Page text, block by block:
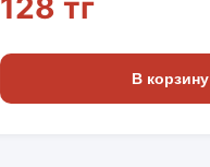
128 тг
В корзину